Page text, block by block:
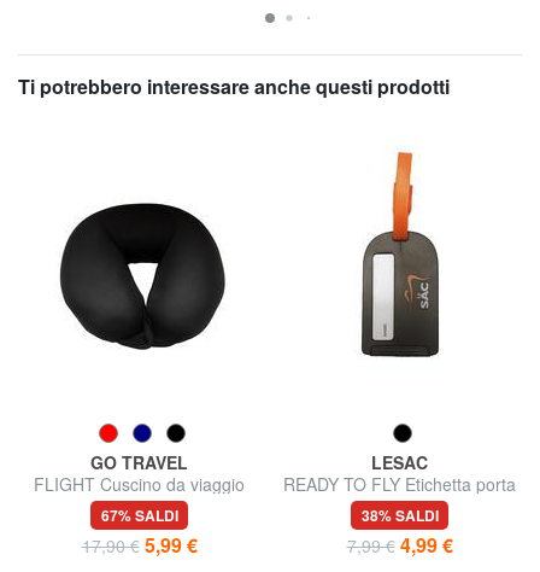
Ti potrebbero interessare anche questi prodotti
GO TRAVEL
FLIGHT Cuscino da viaggio
67% SALDI
17,90 € 5,99 €
LESAC
READY TO FLY Etichetta porta
nome da viaggio
38% SALDI
7,99 € 4,99 €